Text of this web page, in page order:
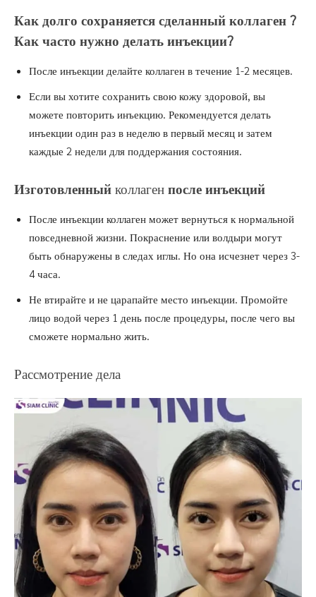
Как долго сохраняется сделанный коллаген ?
Как часто нужно делать инъекции?
После инъекции делайте коллаген в течение 1-2 месяцев.
Если вы хотите сохранить свою кожу здоровой, вы
можете повторить инъекцию. Рекомендуется делать
инъекции один раз в неделю в первый месяц и затем
каждые 2 недели для поддержания состояния.
Изготовленный коллаген после инъекций
После инъекции коллаген может вернуться к нормальной
повседневной жизни. Покраснение или волдыри могут
быть обнаружены в следах иглы. Но она исчезнет через 3-
4 часа.
Не втирайте и не царапайте место инъекции. Промойте
лицо водой через 1 день после процедуры, после чего вы
сможете нормально жить.
Рассмотрение дела